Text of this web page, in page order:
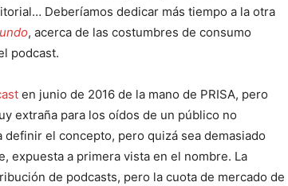
Deberíamos dedicar más tiempo a la otra
, acerca de las costumbres de consumo
podcast.
en junio de 2016 de la mano de PRISA, pero
extraña para los oídos de un público no
el concepto, pero quizá sea demasiado
expuesta a primera vista en el nombre. La
de podcasts, pero la cuota de mercado de